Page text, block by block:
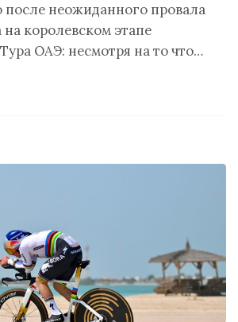
после неожиданного провала
королевском этапе
ОАЭ: несмотря на то что…